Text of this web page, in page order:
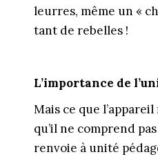
leurres, même un «
tant de rebelles !
L’importance de
Mais ce que
qu’il ne comprend
renvoie à unité